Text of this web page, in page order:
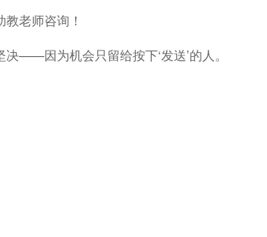
老师咨询！
——因为机会只留给按下‘发送’的人。